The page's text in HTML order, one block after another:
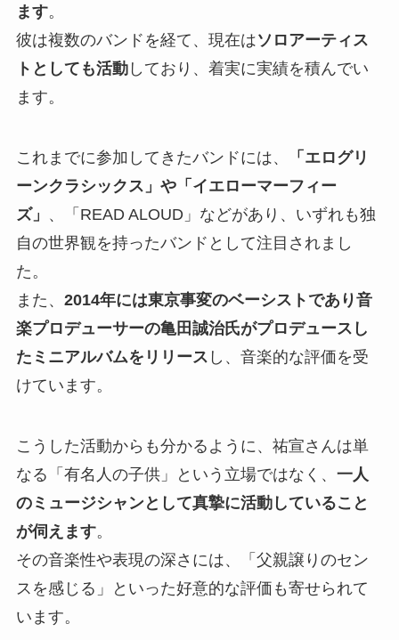
ます。
彼は複数のバンドを経て、現在はソロアーティス
トとしても活動しており、着実に実績を積んでい
ます。
これまでに参加してきたバンドには、
「エログリ
ーンクラシックス」や「イエローマーフィー
ズ」 、「READ ALOUD」などがあり、いずれも独
自の世界観を持ったバンドとして注目されまし
た。
また、 2014年には東京事変のベーシストであり音
楽プロデューサーの亀田誠治氏がプロデュースし
たミニアルバムをリリース し、音楽的な評価を受
けています。
こうした活動からも分かるように、祐宣さんは単
なる「有名人の子供」という立場ではなく、 一人
のミュージシャンとして真摯に活動していること
が伺えます。
その音楽性や表現の深さには、「父親譲りのセン
スを感じる」といった好意的な評価も寄せられて
います。